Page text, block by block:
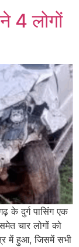
ने 4 लोगों
के दुर्ग पासिंग एक
चार लोगों को
में हुआ, जिसमें सभी